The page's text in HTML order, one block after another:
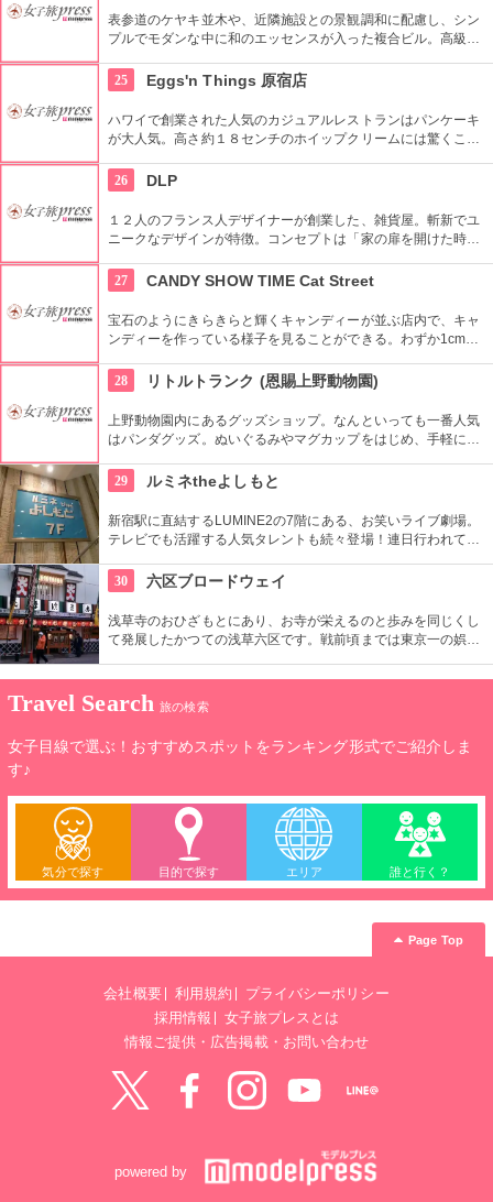
表参道のケヤキ並木や、近隣施設との景観調和に配慮し、シン
プルでモダンな中に和のエッセンスが入った複合ビル。高級有
25
Eggs'n Things 原宿店
ハワイで創業された人気のカジュアルレストランはパンケーキ
が大人気。高さ約１８センチのホイップクリームには驚くこと
26
DLP
１２人のフランス人デザイナーが創業した、雑貨屋。斬新でユ
ニークなデザインが特徴。コンセプトは「家の扉を開けた時
27
CANDY SHOW TIME Cat Street
宝石のようにきらきらと輝くキャンディーが並ぶ店内で、キャ
ンディーを作っている様子を見ることができる。わずか1cmの
やお土産に最適。
28 リトルトランク (恩賜上野動物園)
上野動物園内にあるグッズショップ。なんといっても一番人気
はパンダグッズ。ぬいぐるみやマグカップをはじめ、手軽に買
のほかの動物たちのグッズももちろん豊富。記念品として、ま
たはお土産に、きっとお気に入りが見つかるはず！
29 ルミネtheよしもと
新宿駅に直結するLUMINE2の7階にある、お笑いライブ劇場。
テレビでも活躍する人気タレントも続々登場！連日行われてい
日、祝日に主に開催されるYOSHIMOTOライブスペシャルな
ど、多彩な公演を行っています。
30 六区ブロードウェイ
浅草寺のおひざもとにあり、お寺が栄えるのと歩みを同じくし
て発展したかつての浅草六区です。戦前頃までは東京一の娯楽
清、萩本欽一、ビートたけしなど、ここで芸を磨いて人気者に
なったタレントも数多く、今でも芸能の街として愛されていま
す。
Travel Search 旅の検索
女子目線で選ぶ！おすすめスポットをランキング形式でご紹介しま
す♪
気分で探す 目的で探す エリア 誰と行く？
Page Top
会社概要 利用規約
プライバシーポリシー
採用情報
女子旅プレスとは
情報ご提供・広告掲載・お問い合わせ
powered by